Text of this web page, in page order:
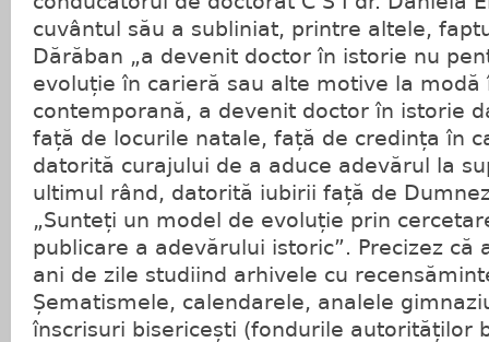
cuvântul său a subliniat, printre altele,
Dărăban „a devenit doctor în istorie nu
evoluție în carieră sau alte motive la
contemporană, a devenit doctor în istorie
față de locurile natale, față de credința în
datorită curajului de a aduce adevărul la
ultimul rând, datorită iubirii față de
„Sunteți un model de evoluție prin
publicare a adevărului istoric”. Precizez că
ani de zile studiind arhivele cu
Șematismele, calendarele, analele
înscrisuri bisericești (fondurile autorităților